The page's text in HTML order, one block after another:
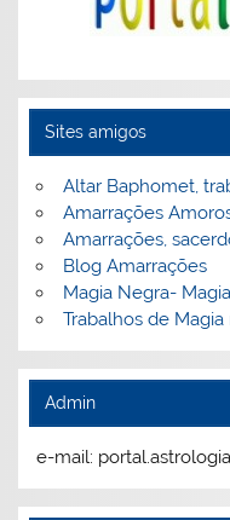
Sites amigos
Altar Baphomet,
Amarrações
Amarrações,
Blog Amarrações
Magia Negra-
Trabalhos de Magia
Admin
e-mail: